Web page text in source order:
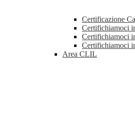
Certificazione
Certifichiamoci
Certifichiamoci
Certifichiamoci
Area CLIL